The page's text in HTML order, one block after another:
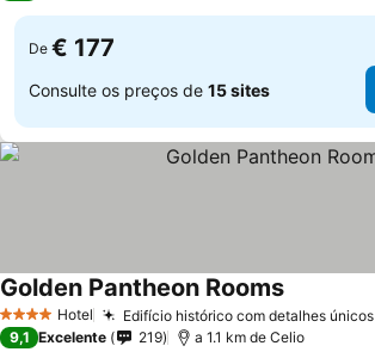
De € 177
Consulte os preços de 15 sites
4 EstrelasHotel Edifício histórico com detalhes únicos
Golden Pantheon Rooms
9,1 Excelente 219 a 1.1 km de Celio